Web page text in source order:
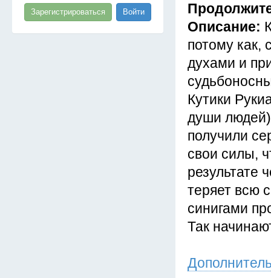
Зарегистрироваться Войти
Описание:
потому как,
духами и
Кутики
души
получили
свои силы,
результате
теряет всю
синигами
Так